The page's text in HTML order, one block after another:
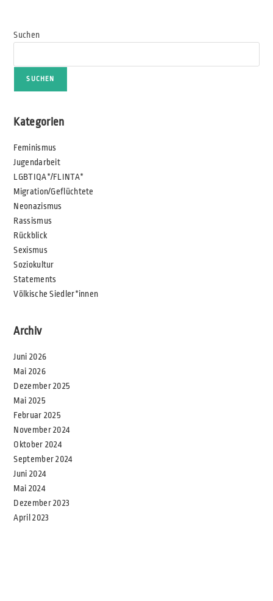
Suchen
SUCHEN
Kategorien
Feminismus
Jugendarbeit
LGBTIQA*/FLINTA*
Migration/Geflüchtete
Neonazismus
Rassismus
Rückblick
Sexismus
Soziokultur
Statements
Völkische Siedler*innen
Archiv
Juni 2026
Mai 2026
Dezember 2025
Mai 2025
Februar 2025
November 2024
Oktober 2024
September 2024
Juni 2024
Mai 2024
Dezember 2023
April 2023